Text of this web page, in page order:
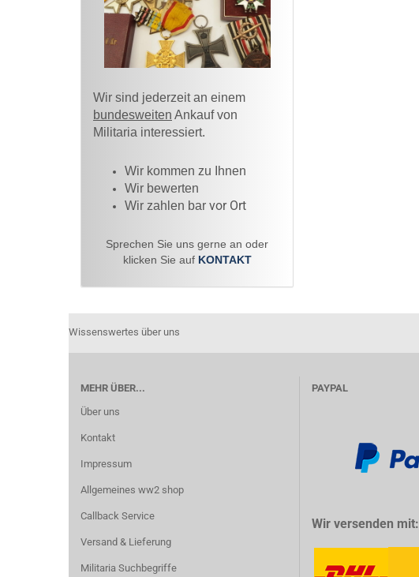
Wir sind jederzeit an einem
bundesweiten Ankauf von
Militaria interessiert.
Wir kommen zu Ihnen​
Wir bewerten
Wir zahlen bar vor Ort
Sprechen Sie uns gerne an oder
klicken Sie auf KONTAKT
Wissenswertes über uns
MEHR ÜBER...
Über uns
Kontakt
Impressum
Allgemeines ww2 shop
Callback Service
Versand & Lieferung
Militaria Suchbegriffe
PAYPAL
Wir versenden mit: